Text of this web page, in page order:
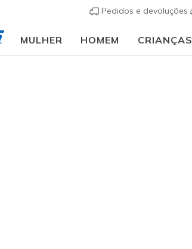
Pedidos e devoluções
MULHER HOMEM CRIANÇAS